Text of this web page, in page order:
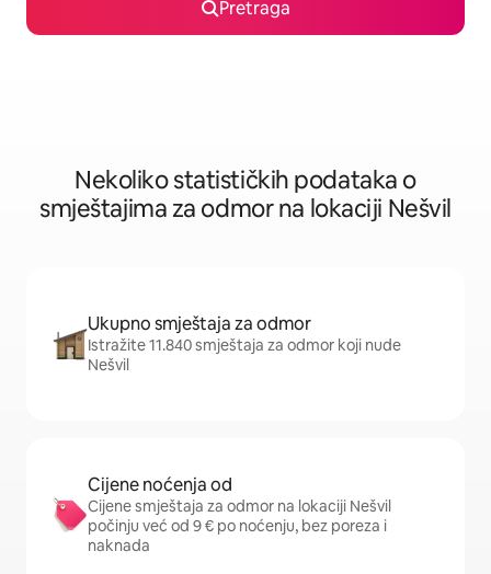
Pretraga
Nekoliko statističkih podataka o
smještajima za odmor na lokaciji Nešvil
Ukupno smještaja za odmor
Istražite 11.840 smještaja za odmor koji nude
Nešvil
Cijene noćenja od
Cijene smještaja za odmor na lokaciji Nešvil
počinju već od 9 € po noćenju, bez poreza i
naknada